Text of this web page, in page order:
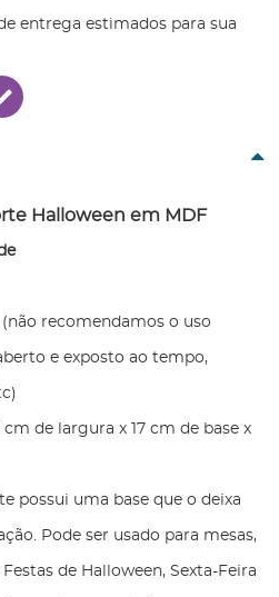
entrega estimados para sua
Halloween em MDF
recomendamos o uso
e exposto ao tempo,
de largura x 17 cm de base x
possui uma base que o deixa
Pode ser usado para mesas,
de Halloween, Sexta-Feira